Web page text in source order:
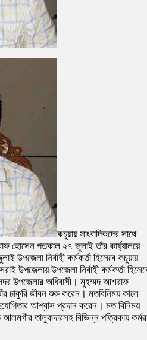
কচুয়ায় সাংবাদিকদের সাথে
হোসেন গতকাল ২৭ জুলাই তাঁর কার্য্যালয়ে
উপজেলা নির্বাহী কর্মকর্তা হিসেবে কচুয়ায়
উপজেলায় উপজেলা নির্বাহী কর্মকর্তা
উপজেলার অধিবাসী। মুহম্মদ আশরাফ
চাকুরি জীবন শুরু করেন। মতবিনিময় কালে
আশ্বাস প্রদান করেন। মত বিনিময়
আলমগীর তালুকদারসহ বিভিন্ন পত্রিকায়